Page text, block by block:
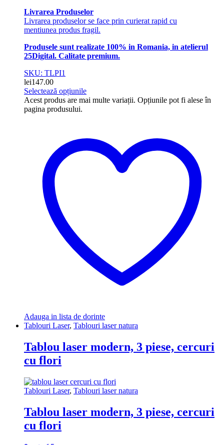
Livrarea Produselor
Livrarea produselor se face prin curierat rapid cu
mentiunea produs fragil.
Produsele sunt realizate 100% in Romania, in atelierul
25Digital. Calitate premium.
SKU: TLPI1
lei147.00
Selectează opțiunile
Acest produs are mai multe variații. Opțiunile pot fi alese în
pagina produsului.
Adauga in lista de dorinte
Tablouri Laser, Tablouri laser natura
Tablou laser modern, 3 piese, cercuri
cu flori
Tablouri Laser, Tablouri laser natura
Tablou laser modern, 3 piese, cercuri
cu flori